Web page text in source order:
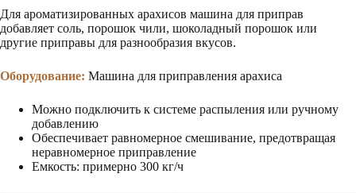
Для ароматизированных арахисов машина для приправ
добавляет соль, порошок чили, шоколадный порошок или
другие приправы для разнообразия вкусов.
Оборудование: Машина для приправления арахиса
Можно подключить к системе распыления или ручному
добавлению
Обеспечивает равномерное смешивание, предотвращая
неравномерное приправление
Емкость: примерно 300 кг/ч